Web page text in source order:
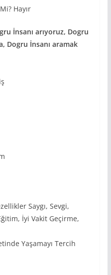
Hayır
İnsanı arıyoruz, Dogru
Dogru İnsanı aramak
Saygı, Sevgi,
İyi Vakit Geçirme,
Yaşamayı Tercih